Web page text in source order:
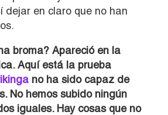
dejar en claro que no han
broma? Apareció en la
Aquí está la prueba
no ha sido capaz de
No hemos subido ningún
iguales. Hay cosas que no